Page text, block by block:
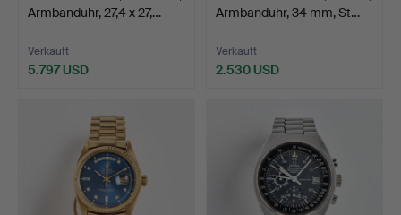
Armbanduhr, 27,4 x 27,…
Verkauft
5.797 USD
Armbanduhr, 34 mm, St…
Verkauft
2.530 USD